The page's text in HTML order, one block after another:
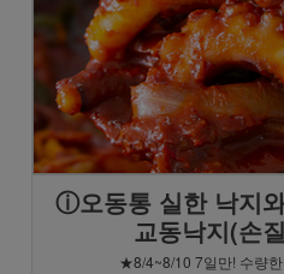
ⓘ오동통 실한 낙지
교동낙지(손
★8/4~8/10 7일만! 수량